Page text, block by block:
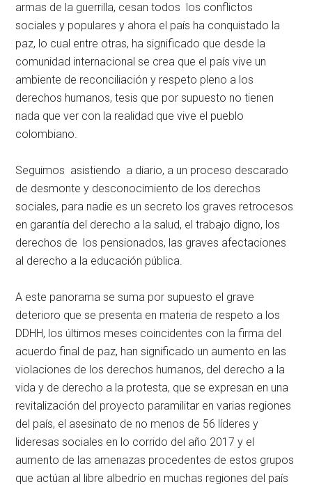
armas de la guerrilla, cesan todos los conflictos
sociales y populares y ahora el país ha conquistado la
paz, lo cual entre otras, ha significado que desde la
comunidad internacional se crea que el país vive un
ambiente de reconciliación y respeto pleno a los
derechos humanos, tesis que por supuesto no tienen
nada que ver con la realidad que vive el pueblo
colombiano.
Seguimos asistiendo a diario, a un proceso descarado
de desmonte y desconocimiento de los derechos
sociales, para nadie es un secreto los graves retrocesos
en garantía del derecho a la salud, el trabajo digno, los
derechos de los pensionados, las graves afectaciones
al derecho a la educación pública.
A este panorama se suma por supuesto el grave
deterioro que se presenta en materia de respeto a los
DDHH, los últimos meses coincidentes con la firma del
acuerdo final de paz, han significado un aumento en las
violaciones de los derechos humanos, del derecho a la
vida y de derecho a la protesta, que se expresan en una
revitalización del proyecto paramilitar en varias regiones
del país, el asesinato de no menos de 56 líderes y
lideresas sociales en lo corrido del año 2017 y el
aumento de las amenazas procedentes de estos grupos
que actúan al libre albedrío en muchas regiones del país